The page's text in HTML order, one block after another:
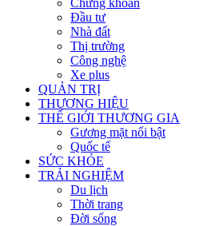
Chứng khoán
Đầu tư
Nhà đất
Thị trường
Công nghệ
Xe plus
QUẢN TRỊ
THƯƠNG HIỆU
THẾ GIỚI THƯƠNG GIA
Gương mặt nổi bật
Quốc tế
SỨC KHỎE
TRẢI NGHIỆM
Du lịch
Thời trang
Đời sống